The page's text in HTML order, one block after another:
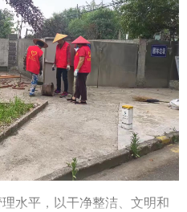
水平，以干净整洁、文明和